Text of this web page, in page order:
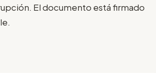
El documento está firmado